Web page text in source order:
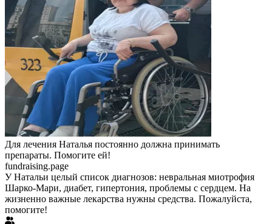
Для лечения Наталья постоянно должна принимать
препараты. Помогите ей!
fundraising.page
У Натальи целый список диагнозов: невральная миотрофия
Шарко-Мари, диабет, гипертония, проблемы с сердцем. На
жизненно важные лекарства нужны средства. Пожалуйста,
помогите!